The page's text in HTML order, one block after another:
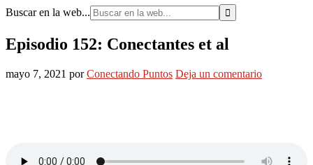
Buscar en la web...
Episodio 152: Conectantes et al
mayo 7, 2021 porConectando Puntos Deja un comentario